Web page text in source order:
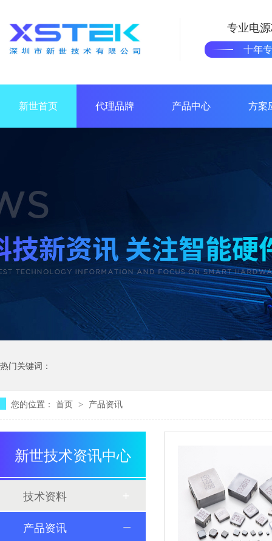
专业电
十年
新世首页 代理品牌 产品中心 方案
热门关键词：
您的位置： 首页 > 产品资讯
新世技术资讯中心
技术资料
产品资讯